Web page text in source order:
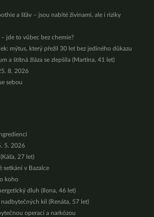
a šťáv – jsou nabité živinami, ale i riziky
jde to vůbec bez chemie?
mýtus, který přežil 30 let bez jediného důkazu
a štítná žláza se zlepšila (Martina, 41 let)
8. 2026
sebou
5. 2026
27 let)
setkání v Bazalce
koho
dluh (Ilona, 46 let)
kil (Renáta, 57 let)
operací a narkózou